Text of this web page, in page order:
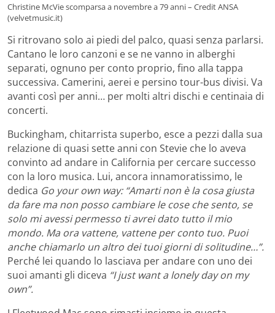
Christine McVie scomparsa a novembre a 79 anni – Credit ANSA
(velvetmusic.it)
Si ritrovano solo ai piedi del palco, quasi senza parlarsi.
Cantano le loro canzoni e se ne vanno in alberghi
separati, ognuno per conto proprio, fino alla tappa
successiva. Camerini, aerei e persino tour-bus divisi. Va
avanti così per anni… per molti altri dischi e centinaia di
concerti.
Buckingham, chitarrista superbo, esce a pezzi dalla sua
relazione di quasi sette anni con Stevie che lo aveva
convinto ad andare in California per cercare successo
con la loro musica. Lui, ancora innamoratissimo, le
dedica Go your own way: “Amarti non è la cosa giusta
da fare ma non posso cambiare le cose che sento, se
solo mi avessi permesso ti avrei dato tutto il mio
mondo. Ma ora vattene, vattene per conto tuo. Puoi
anche chiamarlo un altro dei tuoi giorni di solitudine…”.
Perché lei quando lo lasciava per andare con uno dei
suoi amanti gli diceva “I just want a lonely day on my
own”.